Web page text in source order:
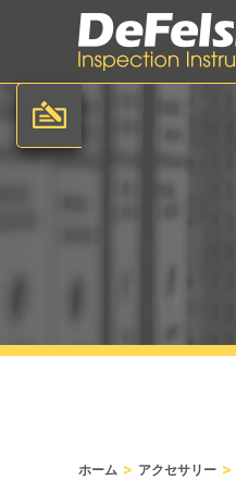
ホーム > アクセサリー >